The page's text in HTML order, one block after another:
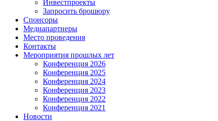
Инвестпроекты
Запросить брошюру
Спонсоры
Медиапартнеры
Место проведения
Контакты
Мероприятия прошлых лет
Конференция 2026
Конференция 2025
Конференция 2024
Конференция 2023
Конференция 2022
Конференция 2021
Новости